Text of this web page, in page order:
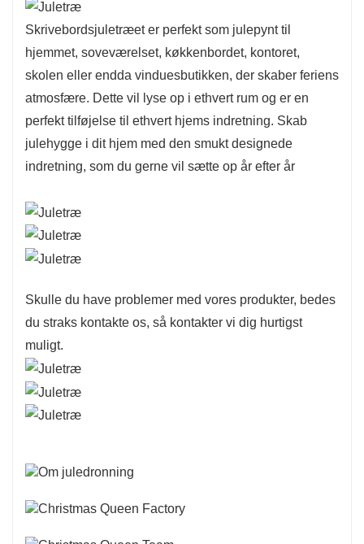
Skrivebordsjuletræet er perfekt som julepynt til
hjemmet, soveværelset, køkkenbordet, kontoret,
skolen eller endda vinduesbutikken, der skaber feriens
atmosfære. Dette vil lyse op i ethvert rum og er en
perfekt tilføjelse til ethvert hjems indretning. Skab
julehygge i dit hjem med den smukt designede
indretning, som du gerne vil sætte op år efter år
Skulle du have problemer med vores produkter, bedes
du straks kontakte os, så kontakter vi dig hurtigst
muligt.